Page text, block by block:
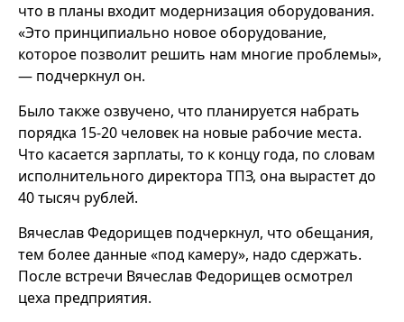
что в планы входит модернизация оборудования.
«Это принципиально новое оборудование,
которое позволит решить нам многие проблемы»,
— подчеркнул он.
Было также озвучено, что планируется набрать
порядка 15-20 человек на новые рабочие места.
Что касается зарплаты, то к концу года, по словам
исполнительного директора ТПЗ, она вырастет до
40 тысяч рублей.
Вячеслав Федорищев подчеркнул, что обещания,
тем более данные «под камеру», надо сдержать.
После встречи Вячеслав Федорищев осмотрел
цеха предприятия.